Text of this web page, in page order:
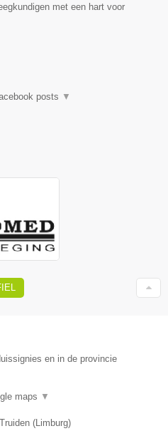
met een hart voor
posts ▼
en in de provincie
maps ▼
(Limburg)